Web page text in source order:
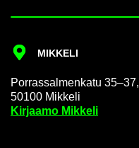
MIK­KE­LI
Por­ras­sal­men­ka­tu 35–37,
50100 Mik­ke­li
Kir­jaa­mo Mik­ke­li